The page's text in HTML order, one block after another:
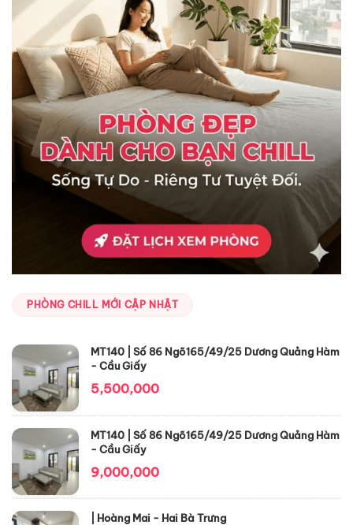
PHÒNG CHILL MỚI CẬP NHẬT
MT140 | Số 86 Ngõ165/49/25 Dương Quảng Hàm
- Cầu Giấy
5,500,000
MT140 | Số 86 Ngõ165/49/25 Dương Quảng Hàm
- Cầu Giấy
9,000,000
| Hoàng Mai - Hai Bà Trưng